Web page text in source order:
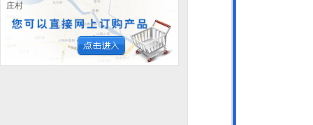
庄村